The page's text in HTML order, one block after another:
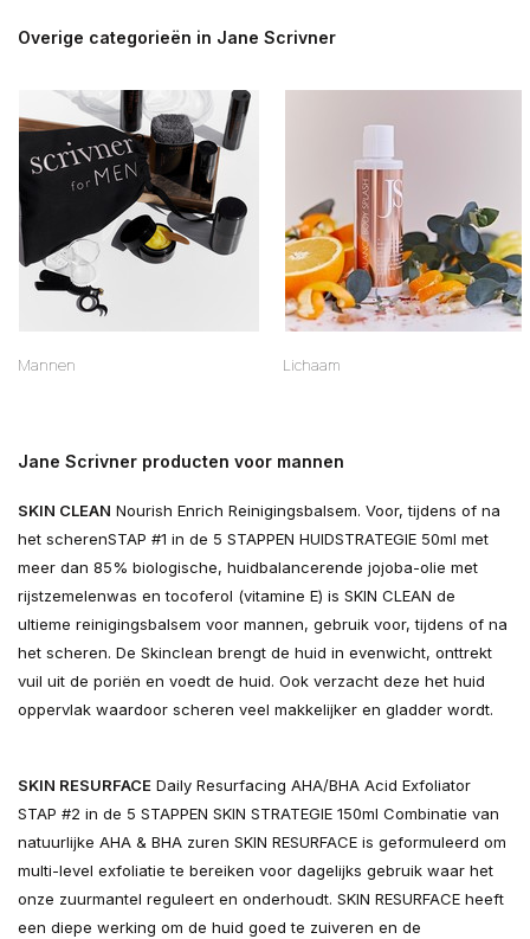
Overige categorieën in Jane Scrivner
Mannen Lichaam
Jane Scrivner producten voor mannen
SKIN CLEAN Nourish Enrich Reinigingsbalsem. Voor, tijdens of na
het scherenSTAP #1 in de 5 STAPPEN HUIDSTRATEGIE 50ml met
meer dan 85% biologische, huidbalancerende jojoba-olie met
rijstzemelenwas en tocoferol (vitamine E) is SKIN CLEAN de
ultieme reinigingsbalsem voor mannen, gebruik voor, tijdens of na
het scheren. De Skinclean brengt de huid in evenwicht, onttrekt
vuil uit de poriën en voedt de huid. Ook verzacht deze het huid
oppervlak waardoor scheren veel makkelijker en gladder wordt.
SKIN RESURFACE Daily Resurfacing AHA/BHA Acid Exfoliator
STAP #2 in de 5 STAPPEN SKIN STRATEGIE 150ml Combinatie van
natuurlijke AHA & BHA zuren SKIN RESURFACE is geformuleerd om
multi-level exfoliatie te bereiken voor dagelijks gebruik waar het
onze zuurmantel reguleert en onderhoudt. SKIN RESURFACE heeft
een diepe werking om de huid goed te zuiveren en de